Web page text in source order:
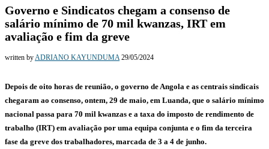
Governo e Sindicatos chegam a consenso de
salário mínimo de 70 mil kwanzas, IRT em
avaliação e fim da greve
written byADRIANO KAYUNDUMA 29/05/2024
Depois de oito horas de reunião, o governo de Angola e as centrais sindicais
chegaram ao consenso, ontem, 29 de maio, em Luanda, que o salário mínimo
nacional passa para 70 mil kwanzas e a taxa do imposto de rendimento de
trabalho (IRT) em avaliação por uma equipa conjunta e o fim da terceira
fase da greve dos trabalhadores, marcada de 3 a 4 de junho.